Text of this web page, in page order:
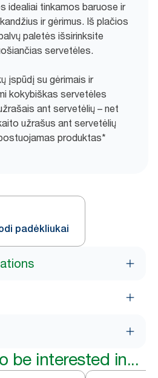
idealiai tinkamos baruose ir
ir gėrimus. Iš plačios
paletės išsirinksite
servetėles.
įspūdį su gėrimais ir
kokybiškas servetėles
ant servetėlių – net
užrašus ant servetėlių
produktas*
padėkliukai
be interested in...